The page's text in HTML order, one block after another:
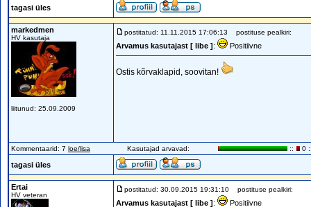
tagasi üles
markedmen
HV kasutaja
liitunud: 25.09.2009
postitatud: 11.11.2015 17:06:13 postituse pealkiri:
Arvamus kasutajast [ libe ]: Positiivne
Ostis kõrvaklapid, soovitan!
Kommentaarid: 7 loe/lisa Kasutajad arvavad: :: 0
tagasi üles
Ertai
HV veteran
postitatud: 30.09.2015 19:31:10 postituse pealkiri:
Arvamus kasutajast [ libe ]: Positiivne